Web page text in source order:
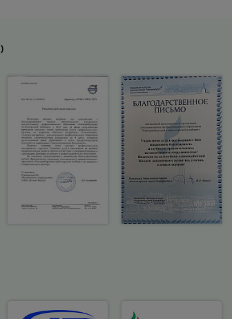
)